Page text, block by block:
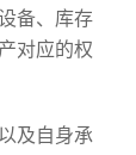
备、库存
对应的权
及自身承